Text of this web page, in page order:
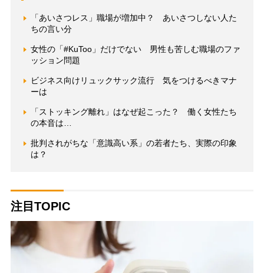
「あいさつレス」職場が増加中？ あいさつしない人た
ちの言い分
女性の「#KuToo」だけでない 男性も苦しむ職場のファ
ッション問題
ビジネス向けリュックサック流行 気をつけるべきマナ
ーは
「ストッキング離れ」はなぜ起こった？ 働く女性たち
の本音は…
批判されがちな「意識高い系」の若者たち、実際の印象
は？
注目TOPIC